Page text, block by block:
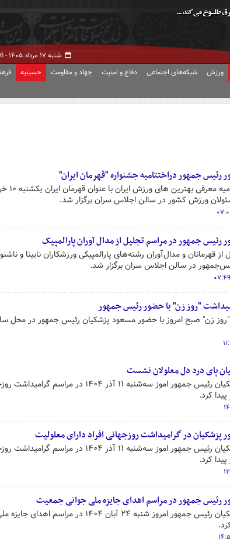
شنبه ۱۷ مرداد ۱۴۰۵ -
ورزش شبکه‌های اجتماعی دفاع و امنیت جهاد و مقاومت حسینیه
جمهور دراختتامیه جشنواره "قهرمان ایران"
ورزش کشور در سالن اجلاس سران برگزار شد.
جمهور در مراسم تجلیل از مدال آوران پارالمپیک
در سالن اجلاس سران برگزار شد.
"روز زن" با حضور رئیس جمهور
زن" صبح امروز با حضور مسعود پزشکیان رئیس جمهور در محل
پای درد دل معلولان نشست
مسعود پزشکیان رئیس جمهور اموز سه‌شنبه
کرد.
در گرامیداشت روزجهانی افراد دارای معلولیت
مسعود پزشکیان رئیس جمهور اموز سه‌شنبه
کرد.
جمهور در مراسم اهدای جایزه ملی جوانی جمعیت
مسعود پزشکیان رئیس جمهور امروز شنبه ۲۴